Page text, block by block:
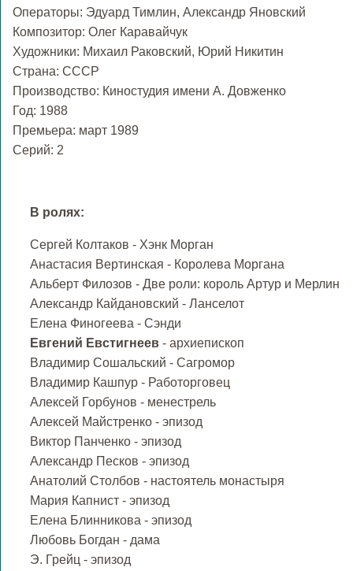
Операторы: Эдуард Тимлин, Александр Яновский
Композитор: Олег Каравайчук
Художники: Михаил Раковский, Юрий Никитин
Страна: СССР
Производство: Киностудия имени А. Довженко
Год: 1988
Премьера: март 1989
Cерий: 2
В ролях:
Сергей Колтаков - Хэнк Морган
Анастасия Вертинская - Королева Моргана
Альберт Филозов - Две роли: король Артур и Мерлин
Александр Кайдановский - Ланселот
Елена Финогеева - Сэнди
Евгений Евстигнеев - архиепископ
Владимир Сошальский - Сагромор
Владимир Кашпур - Работорговец
Алексей Горбунов - менестрель
Алексей Майстренко - эпизод
Виктор Панченко - эпизод
Александр Песков - эпизод
Анатолий Столбов - настоятель монастыря
Мария Капнист - эпизод
Елена Блинникова - эпизод
Любовь Богдан - дама
Э. Грейц - эпизод